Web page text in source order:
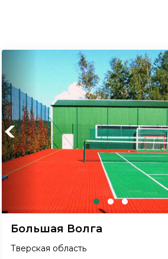
Previous
Большая Волга
Тверская область